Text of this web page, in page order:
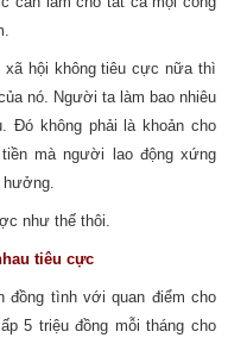
xã hội không tiêu cực nữa thì
nó. Người ta làm bao nhiêu
Đó không phải là khoản cho
mà người lao động xứng
như thế thôi.
tiêu cực
đồng tình với quan điểm cho
5 triệu đồng mỗi tháng cho